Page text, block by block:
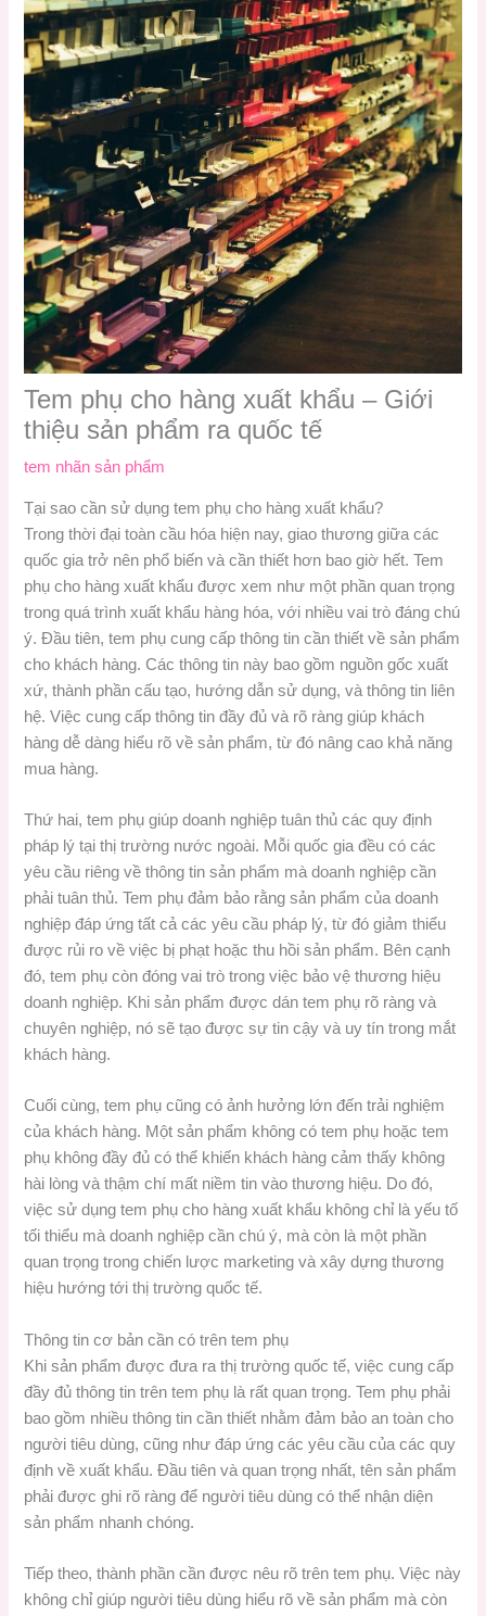
Tem phụ cho hàng xuất khẩu – Giới
thiệu sản phẩm ra quốc tế
tem nhãn sản phẩm
Tại sao cần sử dụng tem phụ cho hàng xuất khẩu?
Trong thời đại toàn cầu hóa hiện nay, giao thương giữa các
quốc gia trở nên phổ biến và cần thiết hơn bao giờ hết. Tem
phụ cho hàng xuất khẩu được xem như một phần quan trọng
trong quá trình xuất khẩu hàng hóa, với nhiều vai trò đáng chú
ý. Đầu tiên, tem phụ cung cấp thông tin cần thiết về sản phẩm
cho khách hàng. Các thông tin này bao gồm nguồn gốc xuất
xứ, thành phần cấu tạo, hướng dẫn sử dụng, và thông tin liên
hệ. Việc cung cấp thông tin đầy đủ và rõ ràng giúp khách
hàng dễ dàng hiểu rõ về sản phẩm, từ đó nâng cao khả năng
mua hàng.
Thứ hai, tem phụ giúp doanh nghiệp tuân thủ các quy định
pháp lý tại thị trường nước ngoài. Mỗi quốc gia đều có các
yêu cầu riêng về thông tin sản phẩm mà doanh nghiệp cần
phải tuân thủ. Tem phụ đảm bảo rằng sản phẩm của doanh
nghiệp đáp ứng tất cả các yêu cầu pháp lý, từ đó giảm thiểu
được rủi ro về việc bị phạt hoặc thu hồi sản phẩm. Bên cạnh
đó, tem phụ còn đóng vai trò trong việc bảo vệ thương hiệu
doanh nghiệp. Khi sản phẩm được dán tem phụ rõ ràng và
chuyên nghiệp, nó sẽ tạo được sự tin cậy và uy tín trong mắt
khách hàng.
Cuối cùng, tem phụ cũng có ảnh hưởng lớn đến trải nghiệm
của khách hàng. Một sản phẩm không có tem phụ hoặc tem
phụ không đầy đủ có thể khiến khách hàng cảm thấy không
hài lòng và thậm chí mất niềm tin vào thương hiệu. Do đó,
việc sử dụng tem phụ cho hàng xuất khẩu không chỉ là yếu tố
tối thiểu mà doanh nghiệp cần chú ý, mà còn là một phần
quan trọng trong chiến lược marketing và xây dựng thương
hiệu hướng tới thị trường quốc tế.
Thông tin cơ bản cần có trên tem phụ
Khi sản phẩm được đưa ra thị trường quốc tế, việc cung cấp
đầy đủ thông tin trên tem phụ là rất quan trọng. Tem phụ phải
bao gồm nhiều thông tin cần thiết nhằm đảm bảo an toàn cho
người tiêu dùng, cũng như đáp ứng các yêu cầu của các quy
định về xuất khẩu. Đầu tiên và quan trọng nhất, tên sản phẩm
phải được ghi rõ ràng để người tiêu dùng có thể nhận diện
sản phẩm nhanh chóng.
Tiếp theo, thành phần cần được nêu rõ trên tem phụ. Việc này
không chỉ giúp người tiêu dùng hiểu rõ về sản phẩm mà còn